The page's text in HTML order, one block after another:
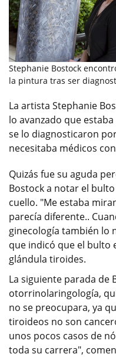
Stephanie Bostock
la pintura tras ser
La artista Stephanie
lo avanzado que
se lo diagnosticaron
necesitaba médicos
Quizás fue su aguda
Bostock a notar el
cuello. "Me estaba
parecía diferente..
ginecología también lo
que indicó que el bulto
glándula tiroides.
La siguiente parada de
otorrinolaringología,
no se preocupara, ya
tiroideos no son
unos pocos casos de
toda su carrera",